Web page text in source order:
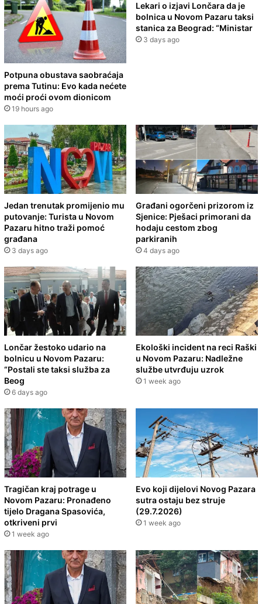
Potpuna obustava saobraćaja
prema Tutinu: Evo kada nećete
moći proći ovom dionicom
19 hours ago
Lekari o izjavi Lončara da je
bolnica u Novom Pazaru taksi
stanica za Beograd: “Ministar
3 days ago
Jedan trenutak promijenio mu
putovanje: Turista u Novom
Pazaru hitno traži pomoć
građana
3 days ago
Građani ogorčeni prizorom iz
Sjenice: Pješaci primorani da
hodaju cestom zbog
parkiranih
4 days ago
Lončar žestoko udario na
bolnicu u Novom Pazaru:
“Postali ste taksi služba za
Beog
6 days ago
Ekološki incident na reci Raški
u Novom Pazaru: Nadležne
službe utvrđuju uzrok
1 week ago
Tragičan kraj potrage u
Novom Pazaru: Pronađeno
tijelo Dragana Spasovića,
otkriveni prvi
1 week ago
Evo koji dijelovi Novog Pazara
sutra ostaju bez struje
(29.7.2026)
1 week ago